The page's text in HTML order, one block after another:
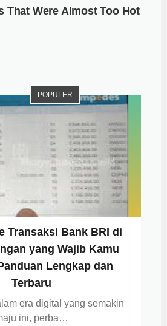
POPULER
Transaksi Bank BRI di
yang Wajib Kamu
Lengkap dan
Terbaru
era digital yang semakin
ini, perba…